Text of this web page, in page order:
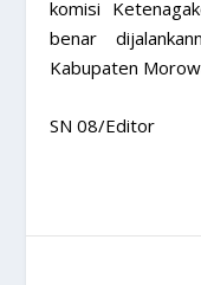
komisi
benar
Kabupaten
SN 08/Editor